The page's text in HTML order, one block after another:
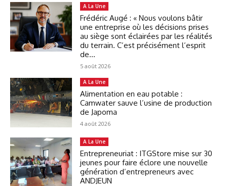
A La Une
Frédéric Augé : « Nous voulons bâtir
une entreprise où les décisions prises
au siège sont éclairées par les réalités
du terrain. C’est précisément l’esprit
de...
5 août 2026
A La Une
Alimentation en eau potable :
Camwater sauve l’usine de production
de Japoma
4 août 2026
A La Une
Entrepreneuriat : ITGStore mise sur 30
jeunes pour faire éclore une nouvelle
génération d’entrepreneurs avec
ANDJEUN